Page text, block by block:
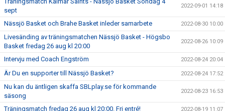
sept
2022-09-01 14:18
Nässjö Basket och Brahe Basket inleder samarbete 2022-08-30 10:00
Livesänding av träningsmatchen Nässjö Basket - Högsbo
Basket fredag 26 aug kl 20:00
2022-08-26 10:09
Intervju med Coach Engström 2022-08-24 20:04
Är Du en supporter till Nässjö Basket? 2022-08-24 17:52
Nu kan du äntligen skaffa SBLplay.se för kommande
säsong
2022-08-23 16:53
Träningsmatch fredag 26 aug kl 20:00. Fri entré! 2022-08-19 11:07